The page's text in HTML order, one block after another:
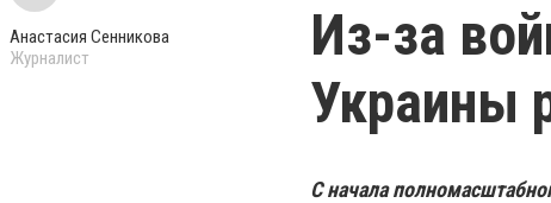
Анастасия Сенникова
Журналист
Из-за
Украины
С начала